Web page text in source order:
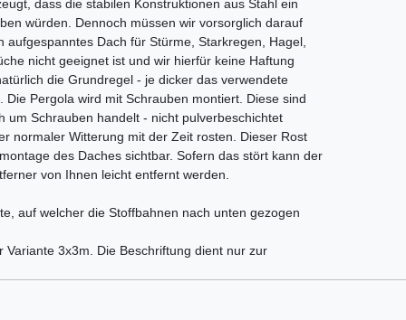
dass die stabilen Konstruktionen aus Stahl ein
würden. Dennoch müssen wir vorsorglich darauf
aufgespanntes Dach für Stürme, Starkregen, Hagel,
nicht geeignet ist und wir hierfür keine Haftung
die Grundregel - je dicker das verwendete
Pergola wird mit Schrauben montiert. Diese sind
um Schrauben handelt - nicht pulverbeschichtet
normaler Witterung mit der Zeit rosten. Dieser Rost
des Daches sichtbar. Sofern das stört kann der
von Ihnen leicht entfernt werden.
auf welcher die Stoffbahnen nach unten gezogen
Variante 3x3m. Die Beschriftung dient nur zur